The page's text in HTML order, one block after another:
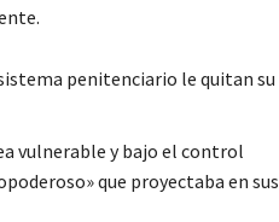
penitenciario le quitan su
vulnerable y bajo el control
que proyectaba en sus